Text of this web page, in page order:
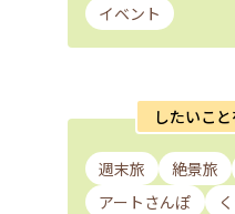
イベント
したいこ
週末旅 絶景旅
アートさんぽ